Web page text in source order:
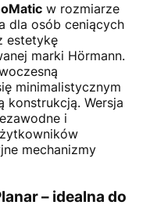
w rozmiarze
dla osób ceniących
estetykę
marki Hörmann.
minimalistycznym
konstrukcją. Wersja
i
mechanizmy
– idealna do